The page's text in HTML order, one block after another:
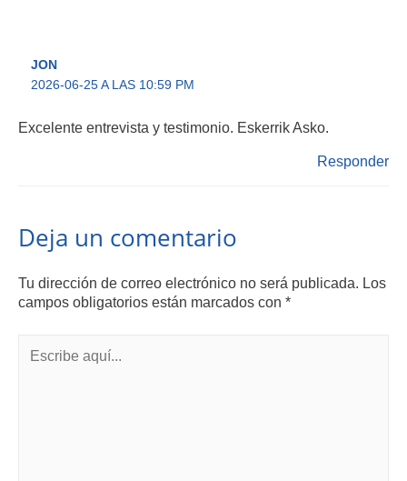
JON
2026-06-25 A LAS 10:59 PM
Excelente entrevista y testimonio. Eskerrik Asko.
Responder
Deja un comentario
Tu dirección de correo electrónico no será publicada. Los
campos obligatorios están marcados con *